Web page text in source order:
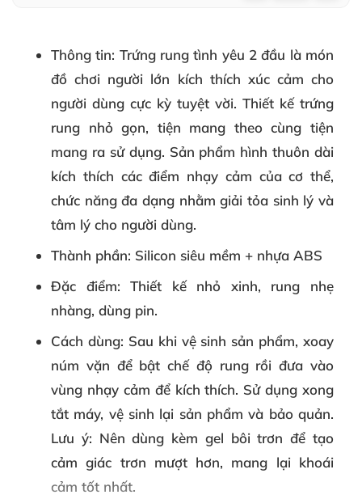
Thông tin: Trứng rung tình yêu 2 đầu là món
đồ chơi người lớn kích thích xúc cảm cho
người dùng cực kỳ tuyệt vời. Thiết kế trứng
rung nhỏ gọn, tiện mang theo cùng tiện
mang ra sử dụng. Sản phẩm hình thuôn dài
kích thích các điểm nhạy cảm của cơ thể,
chức năng đa dạng nhằm giải tỏa sinh lý và
tâm lý cho người dùng.
Thành phần: Silicon siêu mềm + nhựa ABS
Đặc điểm:Thiết kế nhỏ xinh, rung nhẹ
nhàng, dùng pin.
Cách dùng: Sau khi vệ sinh sản phẩm, xoay
núm vặn để bật chế độ rung rồi đưa vào
vùng nhạy cảm để kích thích. Sử dụng xong
tắt máy, vệ sinh lại sản phẩm và bảo quản.
Lưu ý: Nên dùng kèm gel bôi trơn để tạo
cảm giác trơn mượt hơn, mang lại khoái
cảm tốt nhất.